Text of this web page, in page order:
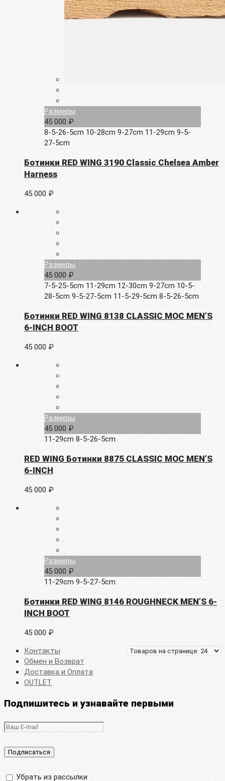
Размеры
45 000 ₽
8-5-26-5cm 10-28cm 9-27cm 11-29cm 9-5-
27-5cm
Ботинки RED WING 3190 Classic Chelsea Amber
Harness
45 000 ₽
Размеры
45 000 ₽
7-5-25-5cm 11-29cm 12-30cm 9-27cm 10-5-
28-5cm 9-5-27-5cm 11-5-29-5cm 8-5-26-5cm
Ботинки RED WING 8138 CLASSIC MOC MEN’S
6-INCH BOOT
45 000 ₽
Размеры
45 000 ₽
11-29cm 8-5-26-5cm
RED WING Ботинки 8875 CLASSIC MOC MEN’S
6-INCH
45 000 ₽
Размеры
45 000 ₽
11-29cm 9-5-27-5cm
Ботинки RED WING 8146 ROUGHNECK MEN’S 6-
INCH BOOT
45 000 ₽
Контакты
Обмен и Возврат
Доставка и Оплата
OUTLET
Подпишитесь и узнавайте первыми
Убрать из рассылки